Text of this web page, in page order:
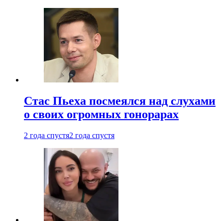
Стас Пьеха посмеялся над слухами
о своих огромных гонорарах
2 года спустя2 года спустя